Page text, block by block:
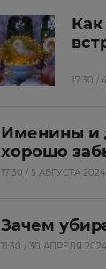
17:30 /
Именины и
хорошо
17:30 / 5 АВГУСТА 2024
Зачем
11:30 / 30 АПРЕЛЯ 2024